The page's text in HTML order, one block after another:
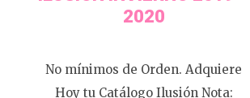
2020
No mínimos de Orden. Adquiere
Hoy tu Catálogo Ilusión Nota: